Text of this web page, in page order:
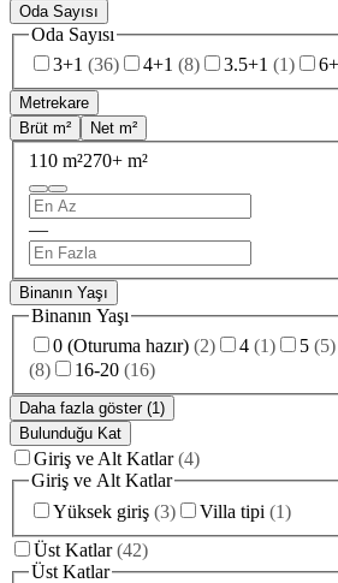
Oda Sayısı
Oda Sayısı
3+1 (36) 4+1 (8) 3.5+1 (1)
Metrekare
Brüt m²
Net m²
110 m²270+ m²
—
Binanın Yaşı
Binanın Yaşı
0 (Oturuma hazır) (2) 4 (1) 5 (5)
(8) 16-20 (16)
Daha fazla göster (1)
Bulunduğu Kat
Giriş ve Alt Katlar (4)
Giriş ve Alt Katlar
Yüksek giriş (3) Villa tipi (1)
Üst Katlar (42)
Üst Katlar